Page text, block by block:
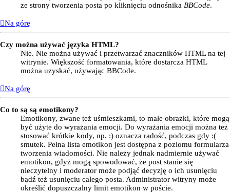
ze strony tworzenia posta po kliknięciu odnośnika BBCode.
Na górę
Czy można używać języka HTML?
Nie. Nie można używać i przetwarzać znaczników HTML na tej
witrynie. Większość formatowania, które dostarcza HTML
można uzyskać, używając BBCode.
Na górę
Co to są są emotikony?
Emotikony, zwane też uśmieszkami, to małe obrazki, które mogą
być użyte do wyrażania emocji. Do wyrażania emocji można też
stosować krótkie kody, np. :) oznacza radość, podczas gdy :(
smutek. Pełna lista emotikon jest dostępna z poziomu formularza
tworzenia wiadomości. Nie należy jednak nadmiernie używać
emotikon, gdyż mogą spowodować, że post stanie się
nieczytelny i moderator może podjąć decyzję o ich usunięciu
bądź też usunięciu całego posta. Administrator witryny może
określić dopuszczalny limit emotikon w poście.